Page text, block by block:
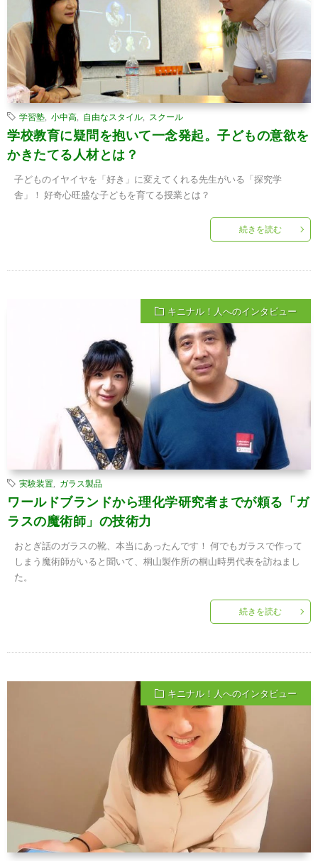
学習塾 小中高 自由なスタイル スクール
学校教育に疑問を抱いて一念発起。子どもの意欲を
かきたてる人材とは？
子どものイヤイヤを「好き」に変えてくれる先生がいる「探究学
舎」！ 好奇心旺盛な子どもを育てる授業とは？
続きを読む
キニナル！人へのインタビュー
実験装置 ガラス製品
ワールドブランドから理化学研究者までが頼る「ガ
ラスの魔術師」の技術力
おとぎ話のガラスの靴、本当にあったんです！ 何でもガラスで作って
しまう魔術師がいると聞いて、桐山製作所の桐山時男代表を訪ねまし
た。
続きを読む
キニナル！人へのインタビュー